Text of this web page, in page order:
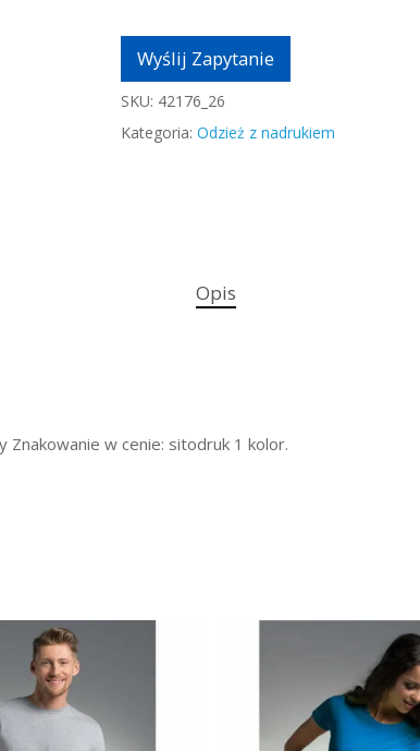
Wyślij Zapytanie
SKU: 42176_26
Kategoria: Odzież z nadrukiem
Opis
Znakowanie w cenie: sitodruk 1 kolor.